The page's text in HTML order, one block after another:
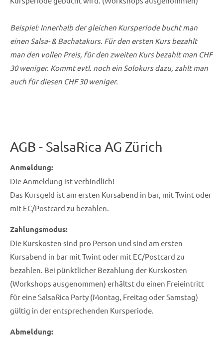
Beispiel: Innerhalb der gleichen Kursperiode bucht man
einen Salsa- & Bachatakurs. Für den ersten Kurs bezahlt
man den vollen Preis, für den zweiten Kurs bezahlt man CHF
30 weniger. Kommt evtl. noch ein Solokurs dazu, zahlt man
auch für diesen CHF 30 weniger.
AGB - SalsaRica AG Zürich
Anmeldung:
Die Anmeldung ist verbindlich!
Das Kursgeld ist am ersten Kursabend in bar, mit Twint oder
mit EC/Postcard zu bezahlen.
Zahlungsmodus:
Die Kurskosten sind pro Person und sind am ersten
Kursabend in bar mit Twint oder mit EC/Postcard zu
bezahlen. Bei pünktlicher Bezahlung der Kurskosten
(Workshops ausgenommen) erhältst du einen Freieintritt
für eine SalsaRica Party (Montag, Freitag oder Samstag)
gültig in der entsprechenden Kursperiode.
Abmeldung: